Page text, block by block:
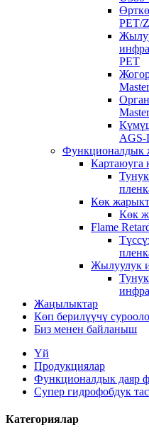
PET/
PET
Функционалдык
Картаюуга
Көк
Көк
Flame
Жылуулук
Жаңылыктар
Көп берилүүчү
Биз менен байланыш
Үй
Продукциялар
Функционалдык даяр
Супер гидрофобдук
Категориялар